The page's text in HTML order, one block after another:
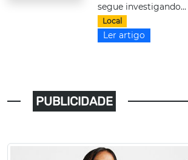
segue investigando...
Local
Ler artigo
PUBLICIDADE